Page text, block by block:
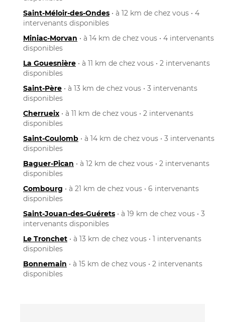
Saint-Méloir-des-Ondes • à 12 km de chez vous • 4
intervenants disponibles
Miniac-Morvan • à 14 km de chez vous • 4 intervenants
disponibles
La Gouesnière • à 11 km de chez vous • 2 intervenants
disponibles
Saint-Père • à 13 km de chez vous • 3 intervenants
disponibles
Cherrueix • à 11 km de chez vous • 2 intervenants
disponibles
Saint-Coulomb • à 14 km de chez vous • 3 intervenants
disponibles
Baguer-Pican • à 12 km de chez vous • 2 intervenants
disponibles
Combourg • à 21 km de chez vous • 6 intervenants
disponibles
Saint-Jouan-des-Guérets • à 19 km de chez vous • 3
intervenants disponibles
Le Tronchet • à 13 km de chez vous • 1 intervenants
disponibles
Bonnemain • à 15 km de chez vous • 2 intervenants
disponibles